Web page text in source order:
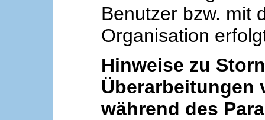
Benutzer bzw. mit
Organisation
Hinweise zu
Überarbeitungen
während des